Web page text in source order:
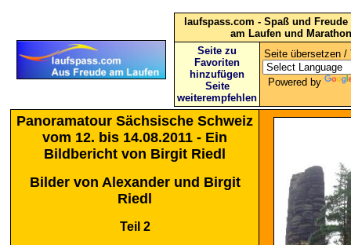
laufspass.com - Spaß und
am Laufen und Marathon
Seite zu
Favoriten
hinzufügen
Seite
weiterempfehlen
Seite übersetzen /
Powered by
Panoramatour Sächsische Schweiz
vom 12. bis 14.08.2011 - Ein
Bildbericht von Birgit Riedl
Bilder von Alexander und Birgit
Riedl
Teil 2